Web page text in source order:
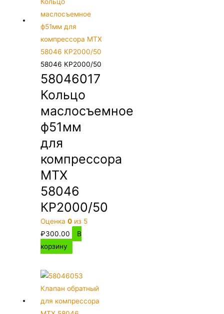
58046 КР2000/50
58046017
Кольцо
маслосъемное
ф51мм
для
компрессора
MTX
58046
КР2000/50
Оценка0 из 5
₽300.00
В
корзину